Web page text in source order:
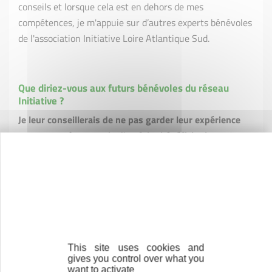
conseils et lorsque cela est en dehors de mes
compétences, je m'appuie sur d’autres experts bénévoles
de l'association Initiative Loire Atlantique Sud.
Que diriez-vous aux futurs bénévoles du réseau
Initiative ?
Je leur conseillerais de ne pas garder leur expérience
pour eux-mêmes, mais d'en faire bénéficier les autres.
This site uses cookies and
gives you control over what you
want to activate